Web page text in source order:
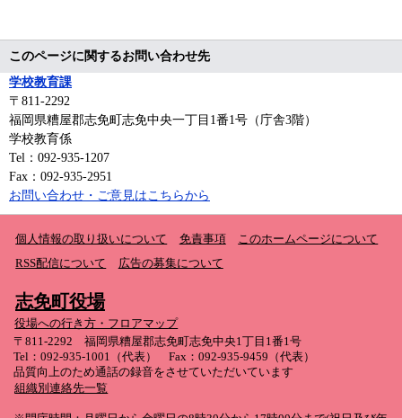
このページに関するお問い合わせ先
学校教育課
〒811-2292
福岡県糟屋郡志免町志免中央一丁目1番1号（庁舎3階）
学校教育係
Tel：092-935-1207
Fax：092-935-2951
お問い合わせ・ご意見はこちらから
個人情報の取り扱いについて 免責事項
このホームページについて
RSS配信について
広告の募集について
志免町役場
役場への行き方・フロアマップ
〒811-2292 福岡県糟屋郡志免町志免中央1丁目1番1号
Tel：092-935-1001（代表） Fax：092-935-9459（代表）
品質向上のため通話の録音をさせていただいています
組織別連絡先一覧